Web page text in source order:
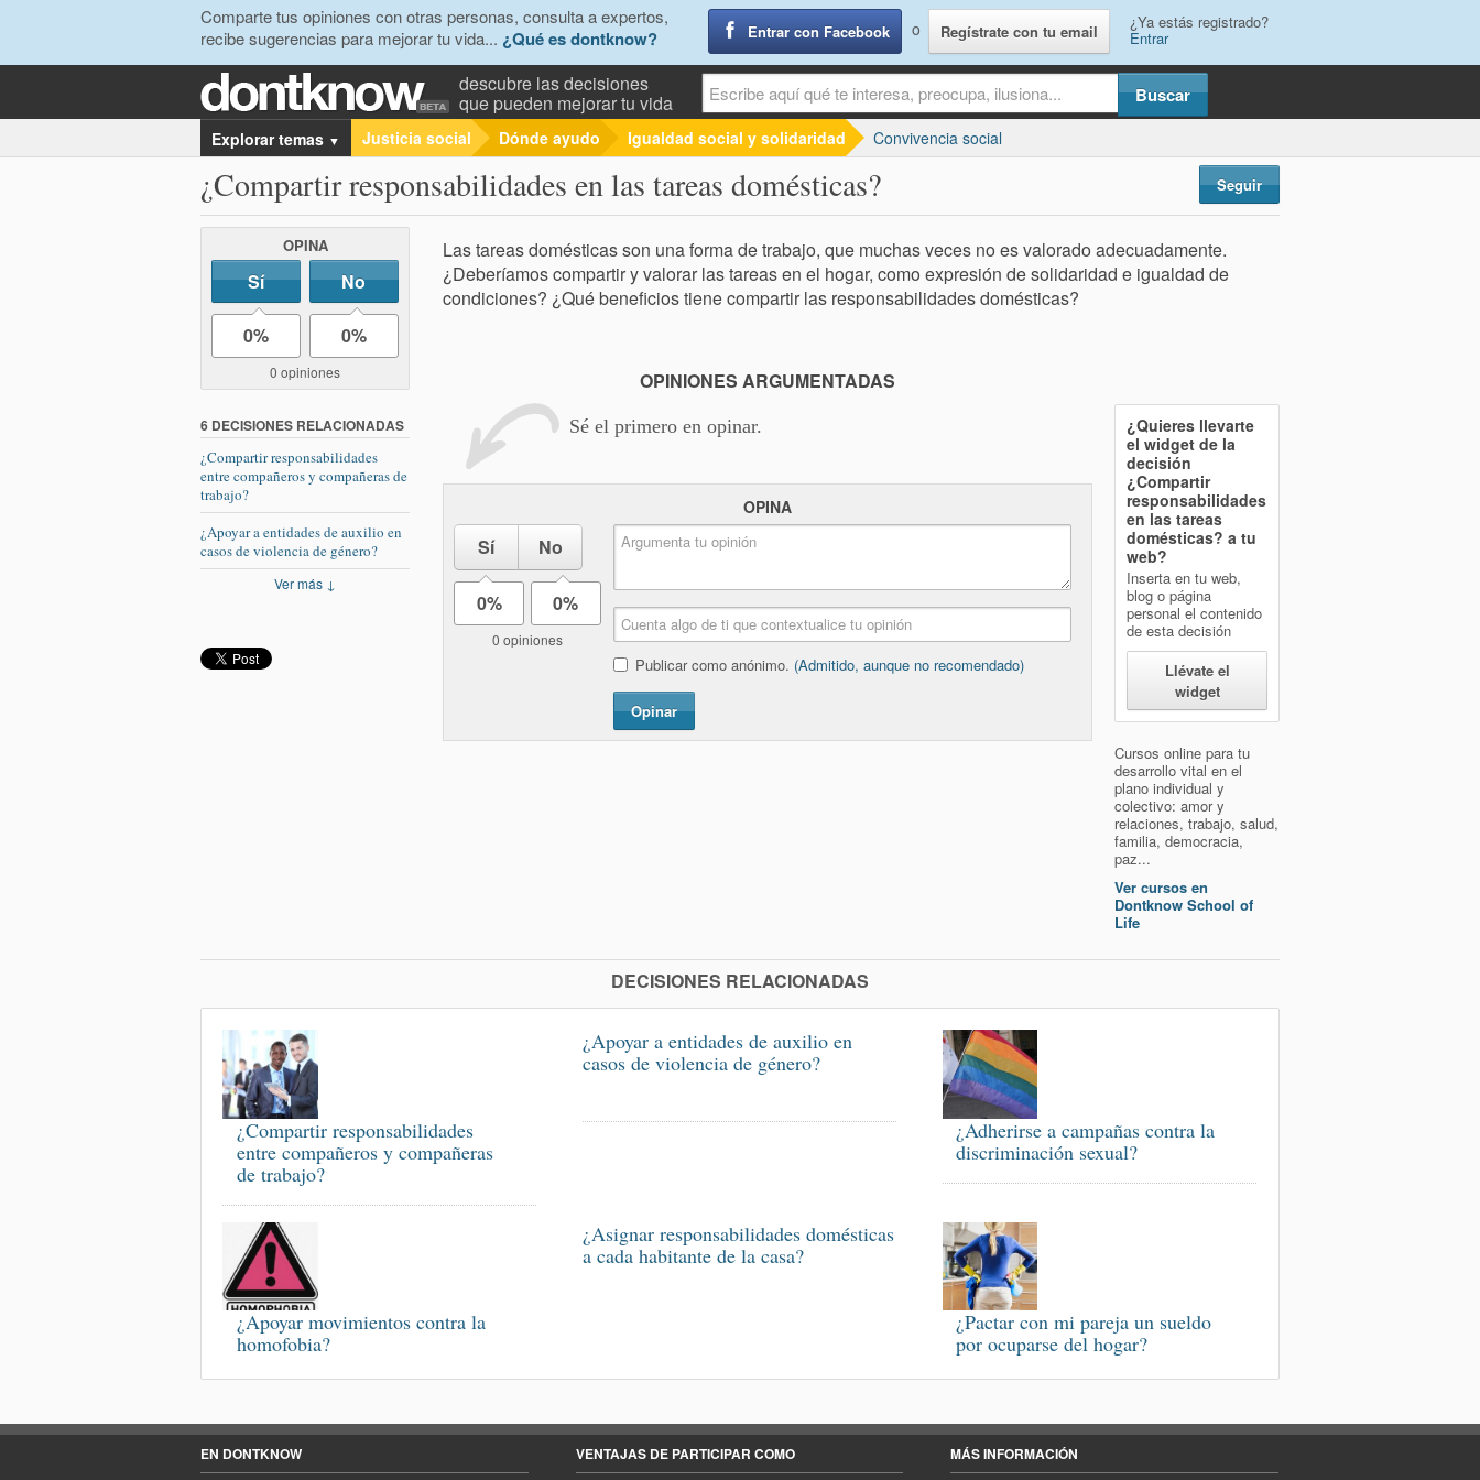
Comparte tus opiniones con otras personas, consulta a expertos,
recibe sugerencias para mejorar tu vida... ¿Qué es dontknow? Entrar con Facebook o Regístrate con tu email ¿Ya estás registrado?
Entrar
descubre las decisiones
que pueden mejorar tu vida
Explorar temas ▼ Justicia social Dónde ayudo Igualdad social y solidaridad Convivencia social
¿Compartir responsabilidades en las tareas domésticas? Seguir
OPINA
Sí No
0% 0%
0 opiniones
6 DECISIONES RELACIONADAS
¿Compartir responsabilidades
entre compañeros y compañeras de
trabajo?
¿Apoyar a entidades de auxilio en
casos de violencia de género?
Ver más ↓
Las tareas domésticas son una forma de trabajo, que muchas veces no es valorado adecuadamente.
¿Deberíamos compartir y valorar las tareas en el hogar, como expresión de solidaridad e igualdad de
condiciones? ¿Qué beneficios tiene compartir las responsabilidades domésticas?
OPINIONES ARGUMENTADAS
Sé el primero en opinar.
OPINA
Sí No
0% 0%
0 opiniones
Publicar como anónimo. (Admitido, aunque no recomendado)
Opinar
¿Quieres llevarte
el widget de la
decisión
¿Compartir
responsabilidades
en las tareas
domésticas? a tu
web?
Inserta en tu web,
blog o página
personal el contenido
de esta decisión
Llévate el
widget
Cursos online para tu
desarrollo vital en el
plano individual y
colectivo: amor y
relaciones, trabajo, salud,
familia, democracia,
paz...
Ver cursos en
Dontknow School of
Life
DECISIONES RELACIONADAS
¿Compartir responsabilidades
entre compañeros y compañeras
de trabajo?
¿Apoyar a entidades de auxilio en
casos de violencia de género?
¿Adherirse a campañas contra la
discriminación sexual?
¿Apoyar movimientos contra la
homofobia?
¿Asignar responsabilidades domésticas
a cada habitante de la casa?
¿Pactar con mi pareja un sueldo
por ocuparse del hogar?
EN DONTKNOW VENTAJAS DE PARTICIPAR COMO MÁS INFORMACIÓN